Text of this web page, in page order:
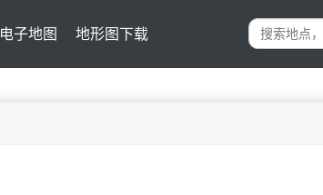
电子地图 地形图下载